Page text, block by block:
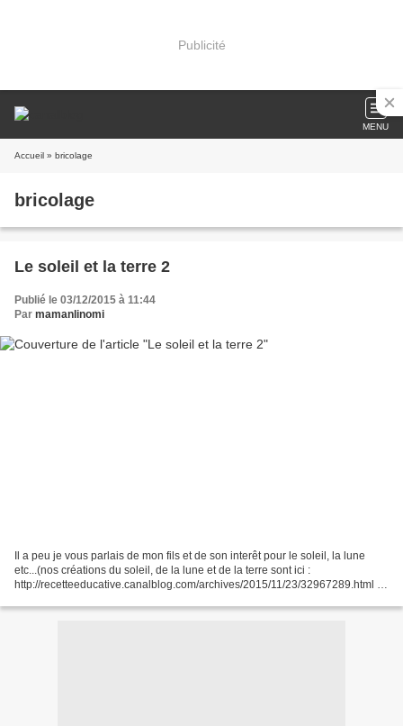
Publicité
MENU
Accueil » bricolage
bricolage
Le soleil et la terre 2
Publié le 03/12/2015 à 11:44
Par mamanlinomi
Il a peu je vous parlais de mon fils et de son interêt pour le soleil, la lune
etc...(nos créations du soleil, de la lune et de la terre sont ici :
http://recetteeducative.canalblog.com/archives/2015/11/23/32967289.html )